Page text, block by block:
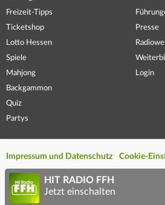
Freizeit-Tipps
Ticketshop
Lotto Hessen
Spiele
Mahjong
Backgammon
Quiz
Partys
Presse
Login
Impressum und Datenschutz Cookie-
HIT RADIO FFH
Jetzt einschalten